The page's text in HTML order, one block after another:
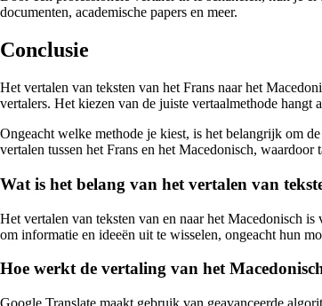
documenten, academische papers en meer.
Conclusie
Het vertalen van teksten van het Frans naar het
vertalers. Het kiezen van de juiste vertaalmethode hangt
Ongeacht welke methode je kiest, is het belangrijk om
vertalen tussen het Frans en het Macedonisch,
Wat is het belang van het vertalen van
Het vertalen van teksten van en naar het Macedonisch
om informatie en ideeën uit te wisselen, ongeacht hun
Hoe werkt de vertaling van het
Google Translate maakt gebruik van geavanceerde